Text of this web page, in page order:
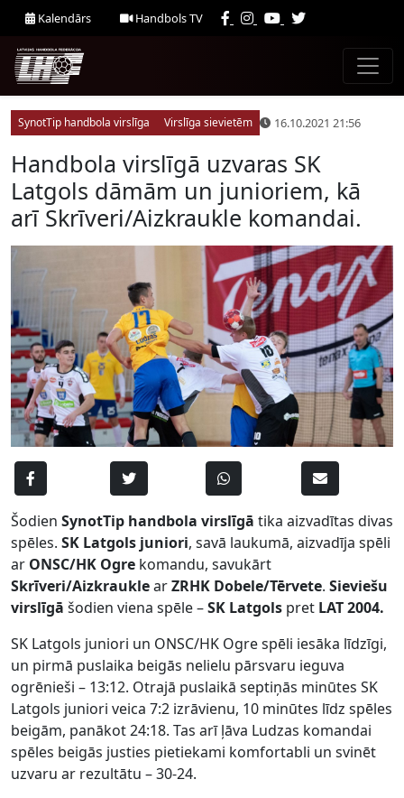
Kalendārs Handbols TV
SynotTip handbola virslīga Virslīga sievietēm 16.10.2021 21:56
Handbola virslīgā uzvaras SK
Latgols dāmām un junioriem, kā
arī Skrīveri/Aizkraukle komandai.
Šodien SynotTip handbola virslīgā tika aizvadītas divas
spēles. SK Latgols juniori, savā laukumā, aizvadīja spēli
ar ONSC/HK Ogre komandu, savukārt
Skrīveri/AizkrauklearZRHK Dobele/Tērvete. Sieviešu
virslīgā šodien viena spēle –SK Latgols pret LAT 2004.
SK Latgols juniori un ONSC/HK Ogre spēli iesāka līdzīgi,
un pirmā puslaika beigās nelielu pārsvaru ieguva
ogrēnieši – 13:12. Otrajā puslaikā septiņās minūtes SK
Latgols juniori veica 7:2 izrāvienu, 10 minūtes līdz spēles
beigām, panākot 24:18. Tas arī ļāva Ludzas komandai
spēles beigās justies pietiekami komfortabli un svinēt
uzvaru ar rezultātu – 30-24.